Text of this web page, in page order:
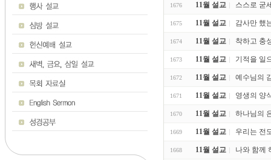
1676 11월 설교 스스로 굳
1675 11월 설교 감사만 했
1674 11월 설교 착하고 충
1673 11월 설교 기적을 일
1672 11월 설교 예수님의
1671 11월 설교 영생의 양
1670 11월 설교 하나님의
1669 11월 설교 우리는 전
1668 11월 설교 나와 함께